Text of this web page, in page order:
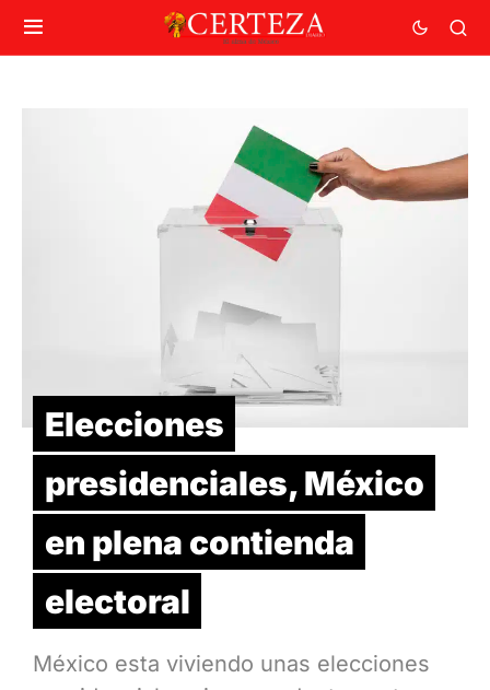
Elecciones
presidenciales, México
en plena contienda
electoral
México esta viviendo unas elecciones